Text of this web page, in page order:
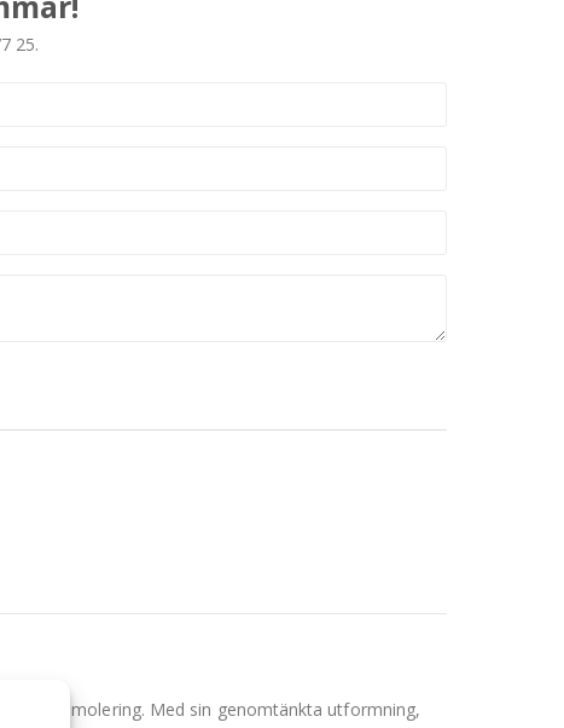
25.
demolering. Med sin genomtänkta utformning,